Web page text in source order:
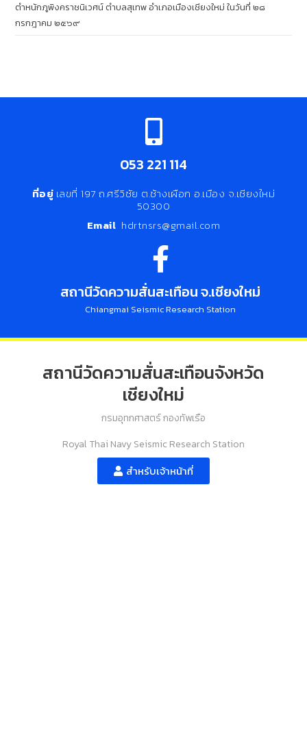
ตำหนักภูพิงคราชนิเวศน์ ตำบลสุเทพ อำเภอเมืองเชียงใหม่ ในวันที่ ๒๘
กรกฎาคม ๒๕๖๙
053 221 114
ที่อยู่ เลขที่ 197 ถ.ศรีวิชัย ต.ช้างเผือก อ.เมือง จ.เชียงใหม่
50300
Email hdrtnsrs@gmail.com
สถานีวัดความสั่นสะเทือน จ.เชียงใหม่
Chiangmai Seismic Research Station
สถานีวัดความสั่นสะเทือนจังหวัด
เชียงใหม่
กรมอุทกศาสตร์ กองทัพเรือ
Royal Thai Navy Seismic Research Station
สำหรับเจ้าหน้าที่